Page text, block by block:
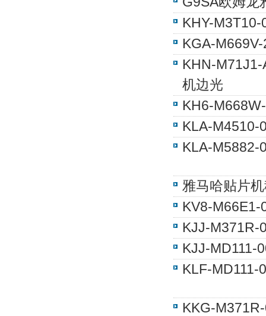
KHY-
KGA-
KHN-
机边光
KH6-
KLA-M4510-
KLA-M5882-
雅马哈贴片
KV8-M66E1-
KJJ-M371R-
KJJ-MD111-
KLF-MD111-
KKG-